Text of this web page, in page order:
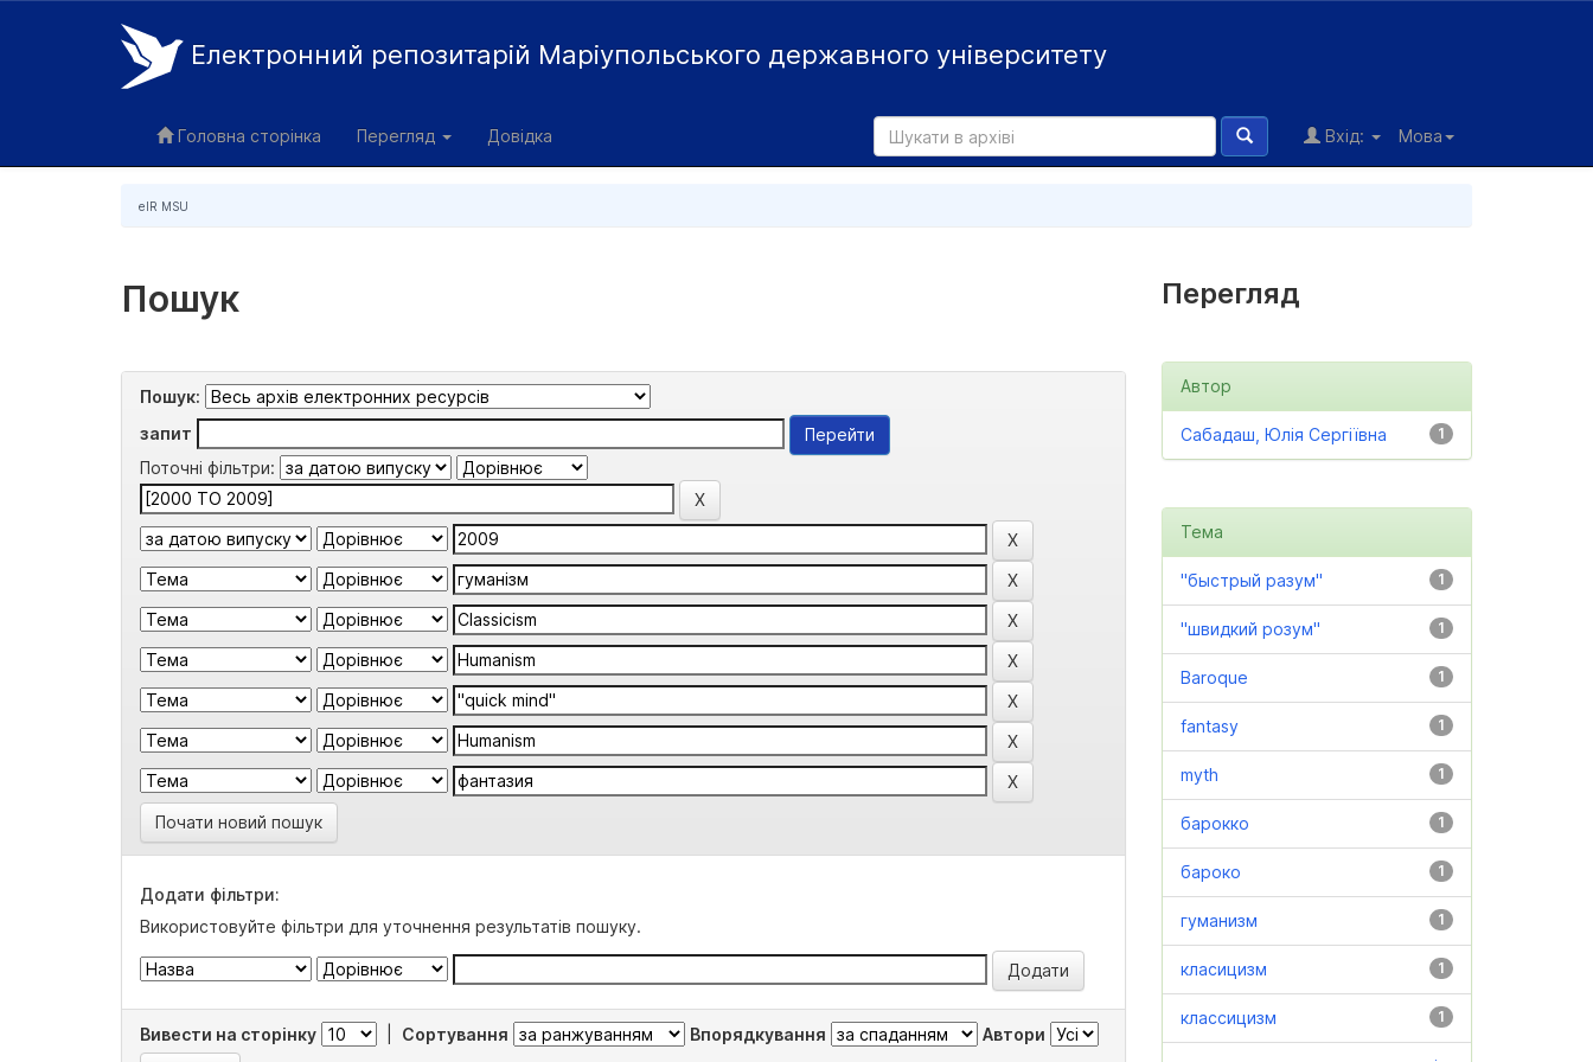
Електронний репозитарій Маріупольського державного університету
Головна сторінка Перегляд Довідка Мова
Вхід:
eIR MSU
Пошук
Пошук:
запит
Поточні фільтри:
Почати новий пошук
Додати фільтри:
Використовуйте фільтри для уточнення результатів пошуку.
Вивести на сторінку Сортування Впорядкування Автори
Перегляд
Автор
1
Сабадаш, Юлія Сергіївна
Тема
1
"быстрый разум"
1
"швидкий розум"
1
Baroque
1
fantasy
1
myth
1
барокко
1
бароко
1
гуманизм
1
класицизм
1
классицизм